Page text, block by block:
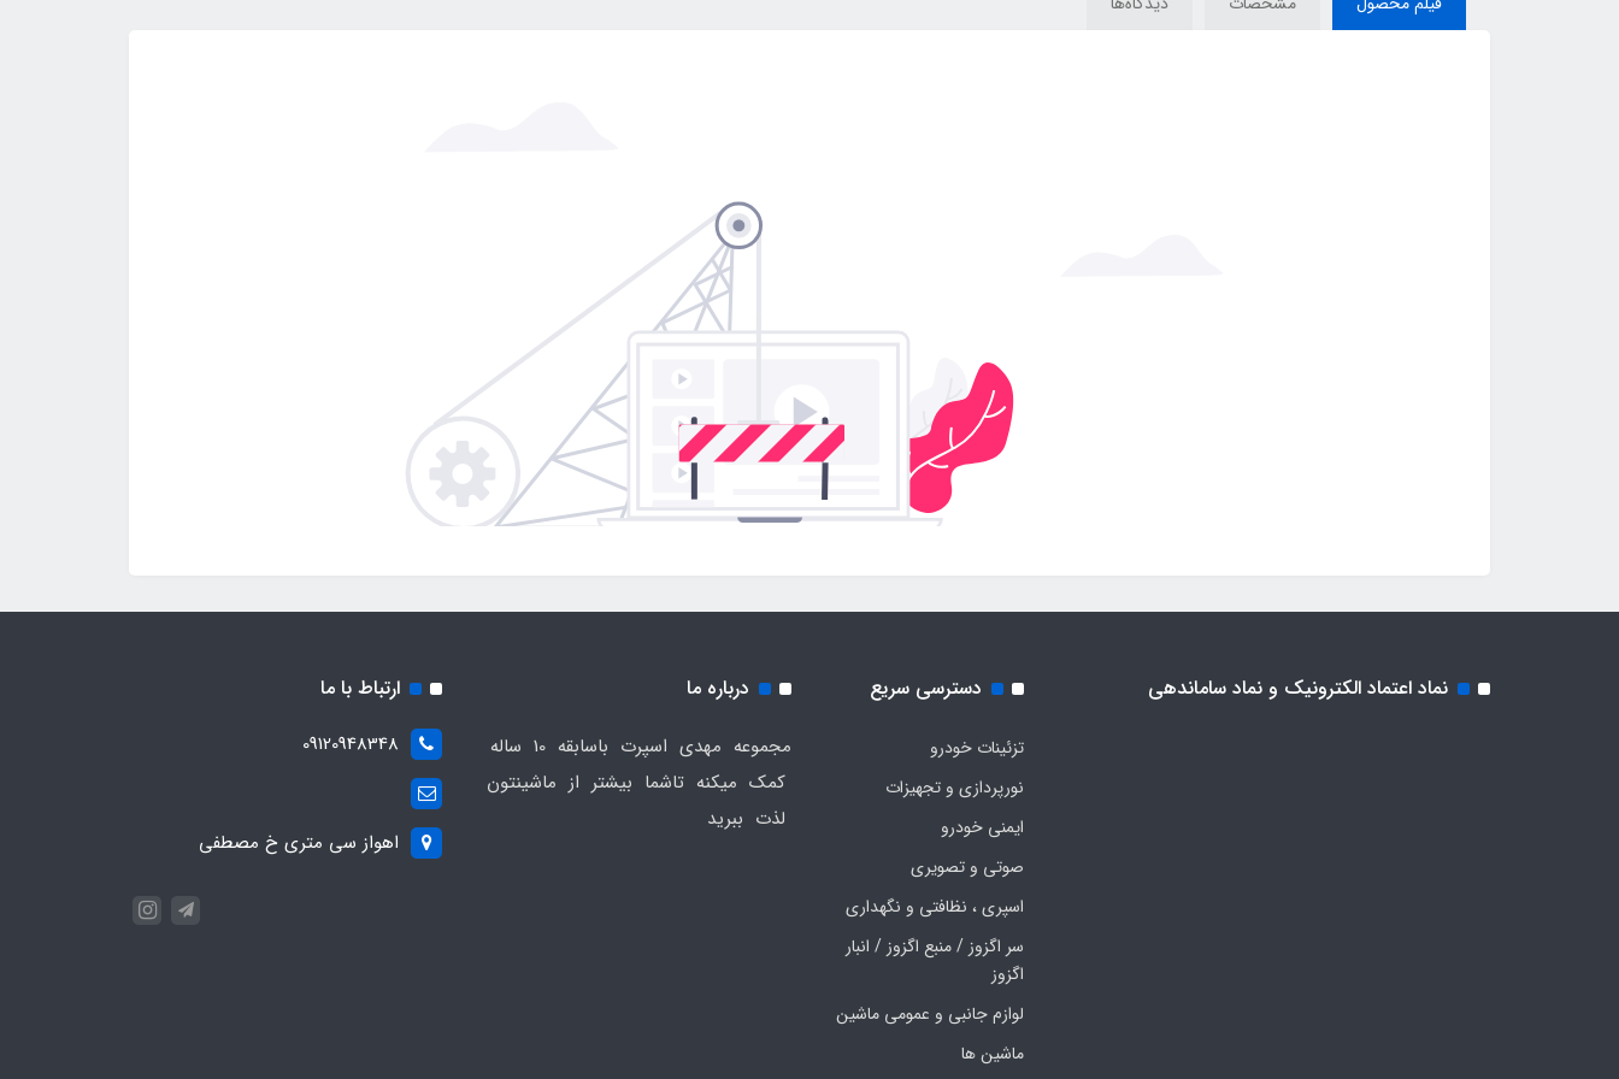
نماد اعتماد الکترونیک و نماد ساماندهی دسترسی سریع
تزئینات خودرو
نورپردازی و تجهیزات
ایمنی خودرو
صوتی و تصویری
اسپری ، نظافتی و نگهداری
سر اگزوز / منبع اگزوز / انبار
اگزوز
لوازم جانبی و عمومی ماشین
ماشین ها
درباره ما
مجموعه مهدی اسپرت باسابقه 10 ساله
کمک میکنه تاشما بیشتر از ماشینتون
لذت ببرید
ارتباط با ما
09120948348
اهواز سی متری خ مصطفی